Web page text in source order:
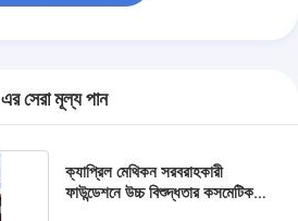
এর সেরা মূল্য পান
ক্যাপ্রিল মেথিকন সরবরাহকারী
ফাউন্ডেশনে উচ্চ বিশুদ্ধতার কসমেটিক